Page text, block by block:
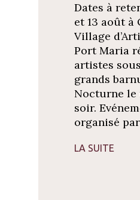
Dates à
et 13 août à
Village
Port Maria
artistes
grands
Nocturne le
soir.
organisé
LA SUITE